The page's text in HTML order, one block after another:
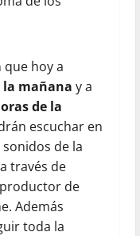
que hoy a
la mañana y a
de la
escuchar en
de la
través de
de
Además
toda la